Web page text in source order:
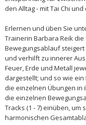
den Alltag - mit Tai Chi
Erlernen und üben Sie
Trainerin Barbara Reik
Bewegungsablauf
und verhilft zu innerer
Feuer, Erde und Metall
dargestellt; und so wie
die einzelnen Übungen
die einzelnen
Tracks (1 - 7) einüben,
harmonischen